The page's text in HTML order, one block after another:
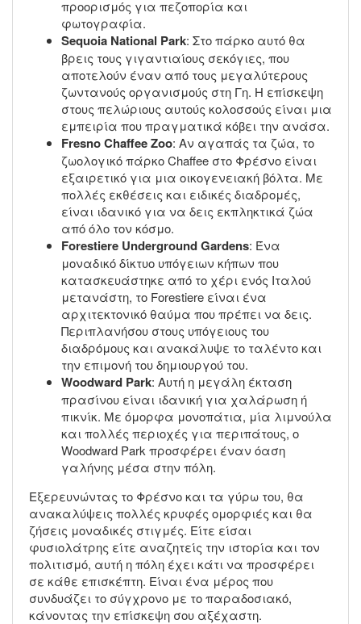
προορισμός για πεζοπορία και
φωτογραφία.
Sequoia National Park: Στο πάρκο αυτό θα
βρεις τους γιγαντιαίους σεκόγιες, που
αποτελούν έναν από τους μεγαλύτερους
ζωντανούς οργανισμούς στη Γη. Η επίσκεψη
στους πελώριους αυτούς κολοσσούς είναι μια
εμπειρία που πραγματικά κόβει την ανάσα.
Fresno Chaffee Zoo: Αν αγαπάς τα ζώα, το
ζωολογικό πάρκο Chaffee στο Φρέσνο είναι
εξαιρετικό για μια οικογενειακή βόλτα. Με
πολλές εκθέσεις και ειδικές διαδρομές,
είναι ιδανικό για να δεις εκπληκτικά ζώα
από όλο τον κόσμο.
Forestiere Underground Gardens: Ένα
μοναδικό δίκτυο υπόγειων κήπων που
κατασκευάστηκε από το χέρι ενός Ιταλού
μετανάστη, το Forestiere είναι ένα
αρχιτεκτονικό θαύμα που πρέπει να δεις.
Περιπλανήσου στους υπόγειους του
διαδρόμους και ανακάλυψε το ταλέντο και
την επιμονή του δημιουργού του.
Woodward Park: Αυτή η μεγάλη έκταση
πρασίνου είναι ιδανική για χαλάρωση ή
πικνίκ. Με όμορφα μονοπάτια, μία λιμνούλα
και πολλές περιοχές για περιπάτους, ο
Woodward Park προσφέρει έναν όαση
γαλήνης μέσα στην πόλη.
Εξερευνώντας το Φρέσνο και τα γύρω του, θα
ανακαλύψεις πολλές κρυφές ομορφιές και θα
ζήσεις μοναδικές στιγμές. Είτε είσαι
φυσιολάτρης είτε αναζητείς την ιστορία και τον
πολιτισμό, αυτή η πόλη έχει κάτι να προσφέρει
σε κάθε επισκέπτη. Είναι ένα μέρος που
συνδυάζει το σύγχρονο με το παραδοσιακό,
κάνοντας την επίσκεψη σου αξέχαστη.